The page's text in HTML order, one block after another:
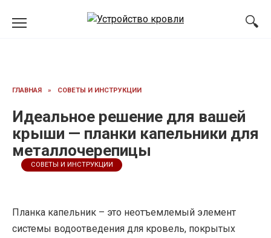
ГЛАВНАЯ » СОВЕТЫ И ИНСТРУКЦИИ
Идеальное решение для вашей
крыши — планки капельники для
металлочерепицы
СОВЕТЫ И ИНСТРУКЦИИ
Планка капельник – это неотъемлемый элемент
системы водоотведения для кровель, покрытых